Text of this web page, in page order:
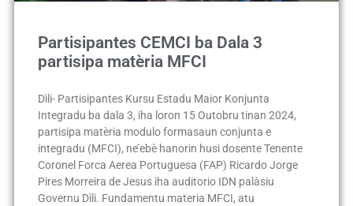
Partisipantes CEMCI ba Dala 3
partisipa matèria MFCI
Dìli- Partisipantes Kursu Estadu Maior Konjunta
Integradu ba dala 3, iha loron 15 Outobru tinan 2024,
partisipa matèria modulo formasaun conjunta e
integradu (MFCI), ne’ebè hanorin husi dosente Tenente
Coronel Forca Aerea Portuguesa (FAP) Ricardo Jorge
Pires Morreira de Jesus iha auditorio IDN palàsiu
Governu Dìli. Fundamentu materia MFCI, atu